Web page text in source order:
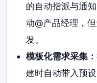
的自动指派与通
动@产品经理，
发。
模板化需求采集：
建时自动带入预